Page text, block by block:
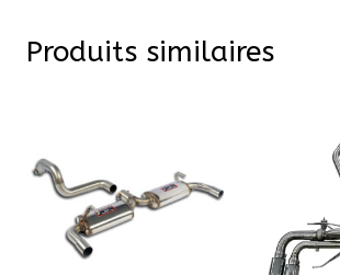
Produits similaires